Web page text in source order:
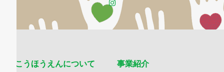
こうほうえんについて 事業紹介